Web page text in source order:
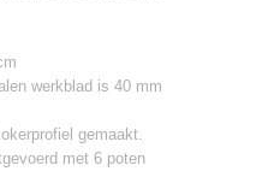
werkblad is 40 mm
gemaakt.
met 6 poten